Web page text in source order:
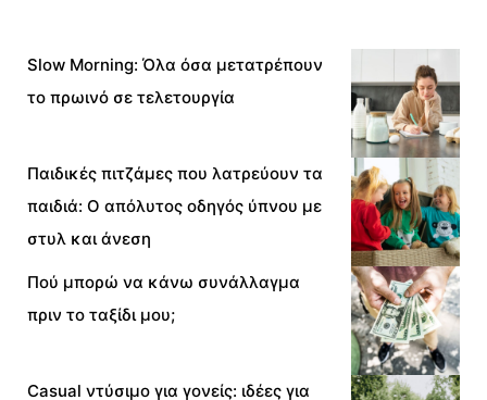
Slow Morning: Όλα όσα μετατρέπουν
το πρωινό σε τελετουργία
Παιδικές πιτζάμες που λατρεύουν τα
παιδιά: Ο απόλυτος οδηγός ύπνου με
στυλ και άνεση
Πού μπορώ να κάνω συνάλλαγμα
πριν το ταξίδι μου;
Casual ντύσιμο για γονείς: ιδέες για